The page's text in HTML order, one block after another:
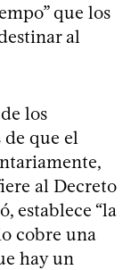
que los
al
los
que el
al Decreto
establece “la
cobre una
hay un